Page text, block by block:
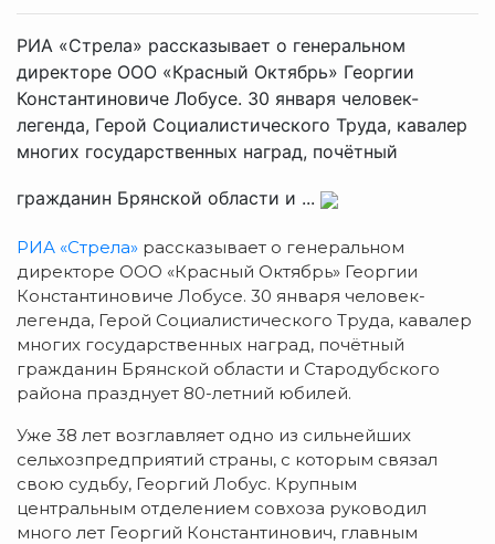
РИА «Стрела» рассказывает о генеральном
директоре ООО «Красный Октябрь» Георгии
Константиновиче Лобусе. 30 января человек-
легенда, Герой Социалистического Труда, кавалер
многих государственных наград, почётный
гражданин Брянской области и ...
РИА «Стрела» рассказывает о генеральном
директоре ООО «Красный Октябрь» Георгии
Константиновиче Лобусе. 30 января человек-
легенда, Герой Социалистического Труда, кавалер
многих государственных наград, почётный
гражданин Брянской области и Стародубского
района празднует 80-летний юбилей.
Уже 38 лет возглавляет одно из сильнейших
сельхозпредприятий страны, с которым связал
свою судьбу, Георгий Лобус. Крупным
центральным отделением совхоза руководил
много лет Георгий Константинович, главным